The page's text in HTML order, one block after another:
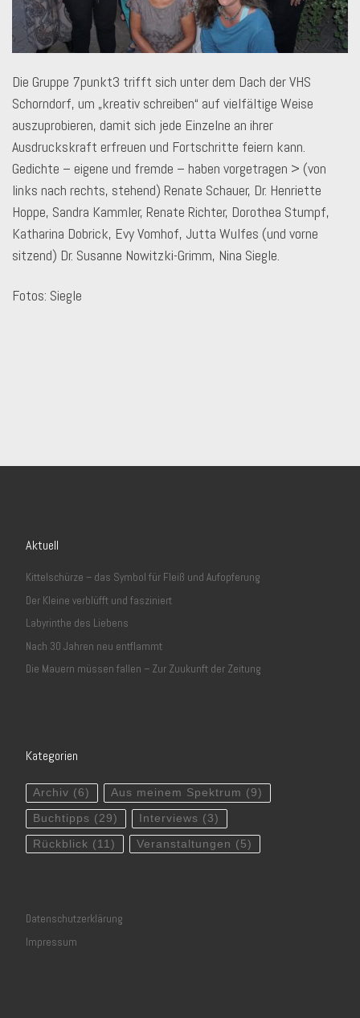
Die Gruppe 7punkt3 trifft sich unter dem Dach der VHS
Schorndorf, um „kreativ schreiben“ auf vielfältige Weise
auszuprobieren, damit sich jede Einzelne an ihrer
Ausdruckskraft erfreuen und Fortschritte feiern kann.
Gedichte – eigene und fremde – haben vorgetragen > (von
links nach rechts, stehend) Renate Schauer, Dr. Henriette
Hoppe, Sandra Kammler, Renate Richter, Dorothea Stumpf,
Katharina Dobrick, Evy Vomhof, Jutta Wulfes (und vorne
sitzend) Dr. Susanne Nowitzki-Grimm, Nina Siegle.
Fotos: Siegle
Aktuell
Kittelschürze – das Symbol für Fleiß und Aufopferung
Der Kleine verblüfft und fasziniert
Labyrinthe des Liebens
Nach 30 Jahren neu entflammt
Die Mauern müssen fallen – Zur Zuukunft der Zeitung
Kategorien
Archiv (6) Aus meinem Spektrum (9)
Buchtipps (29) Interviews (3)
Rückblick (11) Veranstaltungen (5)
Datenschutzerklärung
Impressum